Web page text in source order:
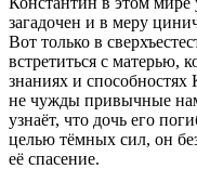
загадочен и в меру
Вот только в
встретиться с матерью,
знаниях и способностях
не чужды привычные
узнаёт, что дочь его
целью тёмных сил, он
её спасение.